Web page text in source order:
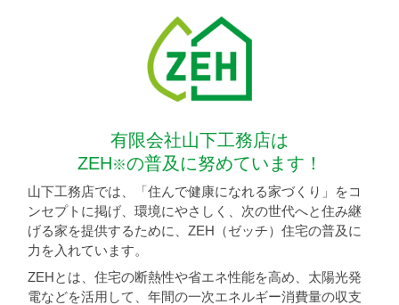
有限会社山下工務店は
ZEH※の普及に努めています！
山下工務店では、「住んで健康になれる家づくり」をコ
ンセプトに掲げ、環境にやさしく、次の世代へと住み継
げる家を提供するために、ZEH（ゼッチ）住宅の普及に
力を入れています。
ZEHとは、住宅の断熱性や省エネ性能を高め、太陽光発
電などを活用して、年間の一次エネルギー消費量の収支